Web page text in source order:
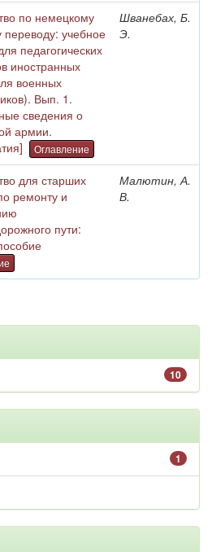
по немецкому
переводу: учебное
педагогических
иностранных
военных
Вып. 1.
сведения о
армии.
Оглавление
Шванебах, Б.
Э.
для старших
ремонту и
пути:
Малютин, А.
В.
10
1